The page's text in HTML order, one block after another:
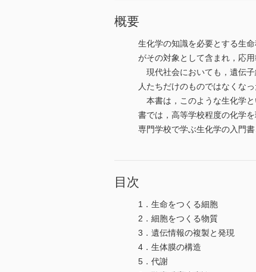
概要
生化学の知識を必要とする生
がその対象として含まれ，応
現代社会においても，遺伝子
人たちだけのものではなくなっ
本書は，このような生化学と
書では，高等学校程度の化学
専門学校で学ぶ生化学の入門書
目次
1．生命をつくる細胞
2．細胞をつくる物質
3．遺伝情報の複製と発現
4．生体膜の構造
5．代謝